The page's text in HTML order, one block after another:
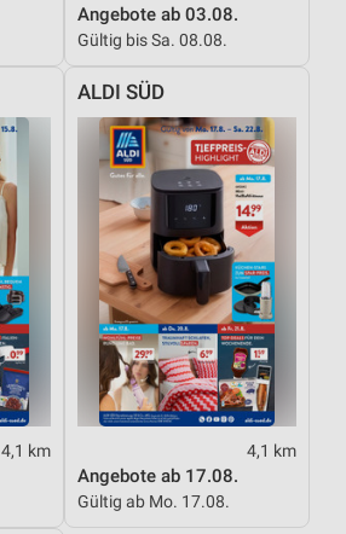
Angebote ab 03.08.
Gültig bis Sa. 08.08.
4,1 km
ALDI SÜD
4,1 km
Angebote ab 17.08.
Gültig ab Mo. 17.08.